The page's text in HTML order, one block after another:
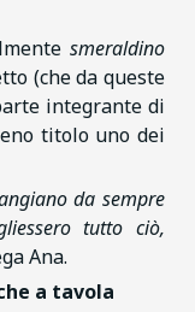
smeraldino
(che da queste
integrante di
titolo uno dei
da sempre
tutto ciò,
Ana.
a tavola